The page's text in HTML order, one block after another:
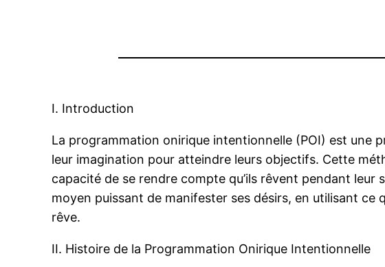
I. Introduction
La programmation onirique intentionnelle (POI) est une
leur imagination pour atteindre leurs objectifs. Cette
capacité de se rendre compte qu’ils rêvent pendant
moyen puissant de manifester ses désirs, en utilisant ce
rêve.
II. Histoire de la Programmation Onirique Intentionnelle